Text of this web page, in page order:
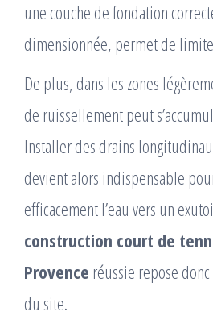
une couche de fondation
dimensionnée, permet de
De plus, dans les zones
de ruissellement peut
Installer des drains
devient alors indispensable
efficacement l’eau vers un
construction court de
Provence réussie repose
du site.